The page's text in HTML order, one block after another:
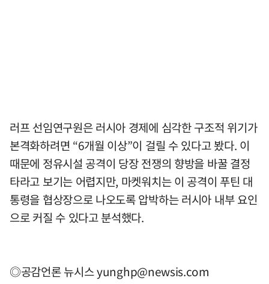
러프 선임연구원은 러시아 경제에 심각한 구조적 위기가
본격화하려면 “6개월 이상”이 걸릴 수 있다고 봤다. 이
때문에 정유시설 공격이 당장 전쟁의 향방을 바꿀 결정
타라고 보기는 어렵지만, 마켓워치는 이 공격이 푸틴 대
통령을 협상장으로 나오도록 압박하는 러시아 내부 요인
으로 커질 수 있다고 분석했다.
◎공감언론 뉴시스yunghp@newsis.com